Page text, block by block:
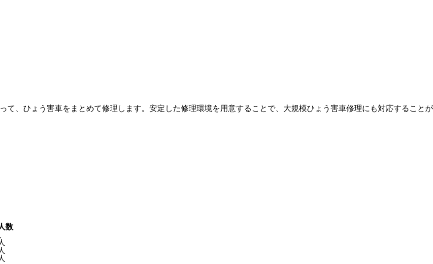
て、ひょう害車をまとめて修理します。安定した修理環境を用意することで、大規模ひょう害車修理にも対応することが
数